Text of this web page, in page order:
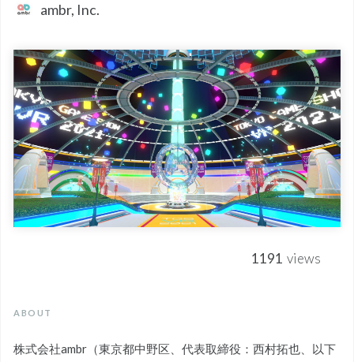
ambr, Inc.
1191 views
ABOUT
株式会社ambr（東京都中野区、代表取締役：西村拓也、以下